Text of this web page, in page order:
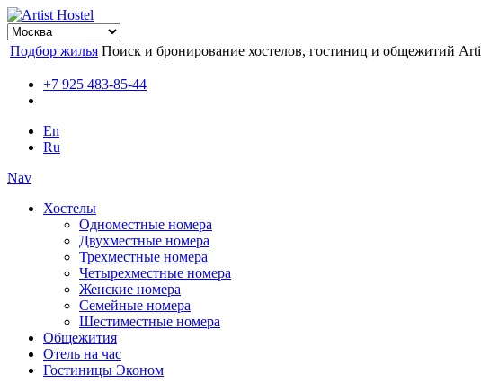
Подбор жилья Поиск и бронирование хостелов, гостиниц и общежитий
+7 925 483-85-44
En
Ru
Nav
Хостелы
Одноместные номера
Двухместные номера
Трехместные номера
Четырехместные номера
Женские номера
Семейные номера
Шестиместные номера
Общежития
Отель на час
Гостиницы Эконом